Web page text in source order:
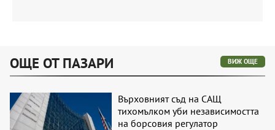
ОЩЕ ОТ ПАЗАРИ ВИЖ ОЩЕ
Върховният съд на САЩ
тихомълком уби независимостта
на борсовия регулатор